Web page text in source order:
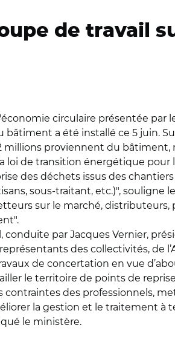
de travail
circulaire présentée par
bâtiment a été installé ce 5 juin.
proviennent du bâtiment,
loi de transition énergétique
des déchets issus des
sous-traitant, etc.)",
sur le marché,
par Jacques Vernier,
des collectivités, de
de concertation en vue
le territoire de points de
des professionnels,
la gestion et le traitement
le ministère.